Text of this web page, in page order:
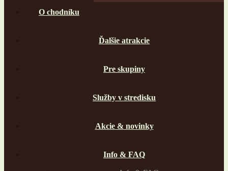
O chodníku
Ďalšie atrakcie
Pre skupiny
Služby v stredisku
Akcie & novinky
Info & FAQ